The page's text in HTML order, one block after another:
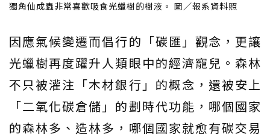
獨角仙成蟲非常喜歡吸食光蠟樹的樹液。 圖／報系資料照
因應氣候變遷而倡行的「碳匯」觀念，更讓
光蠟樹再度躍升人類眼中的經濟寵兒。森林
不只被灌注「木材銀行」的概念，還被安上
「二氧化碳倉儲」的劃時代功能，哪個國家
的森林多、造林多，哪個國家就愈有碳交易